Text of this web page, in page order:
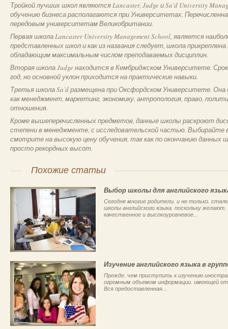
Тройкой лучших школ являются Lancaster, Judge и Sa’d University
обучению бизнеса располагаются при Университетах.
передовым университетам Великобритании.
Первая школа Lancaster University Management School, является
представленных школ и как из названия следует, школа
обладающим максимальным числом преподаваемых дисциплин.
Вторая школа Judge находится в Кембриджском Университете.
год, но основной уклон приходится на практические навыки.
Третья школа Sa’d размещена при Оксфордском Университете.
как менеджмент, маркетинг, экономику, антропология, право,
отношения.
Кроме вышеперечисленных предметов, данные школы раскроют
степени в менеджменте, с исследовательской частью. Выбирайте
смотрите на высокую цену обучения, так как по окончанию данных
просто рекордных высот.
Похожие статьи
Выбор школы для английского
Сегодня многие родители, и не только,
школы английского языка, поскольку
качественное и высокоуровневое...
Изучение английского языка в
Прежде, чем приступить к изучению
огромным объемом информации, имеющей
Вся предоставленная...